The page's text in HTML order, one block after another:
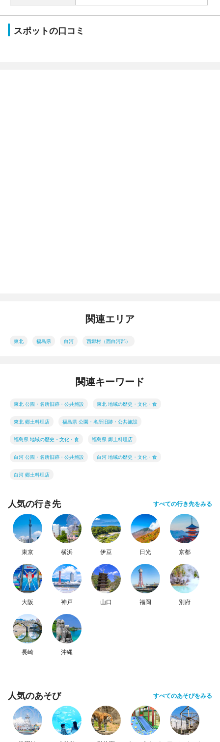
スポットの口コミ
関連エリア
東北 福島県 白河 西郷村（西白河郡）
関連キーワード
東北 公園・名所旧跡・公共施設 東北 地域の歴史・文化・食
東北 郷土料理店 福島県 公園・名所旧跡・公共施設
福島県 地域の歴史・文化・食 福島県 郷土料理店
白河 公園・名所旧跡・公共施設 白河 地域の歴史・文化・食
白河 郷土料理店
人気の行き先 すべての行き先をみる
東京 横浜 伊豆 日光 京都
大阪 神戸 山口 福岡 別府
長崎 沖縄
人気のあそび すべてのあそびをみる